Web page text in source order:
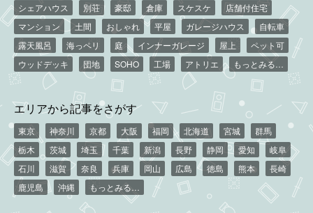
シェアハウス
別荘 豪邸 倉庫 スケスケ
店舗付住宅
マンション
土間 おしゃれ 平屋 ガレージハウス
自転車
露天風呂
海っペリ 庭 インナーガレージ 屋上
ペット可
ウッドデッキ
団地 SOHO 工場 アトリエ もっとみる…
エリアから記事をさがす
東京 神奈川 京都 大阪 福岡 北海道 宮城
群馬
栃木
茨城 埼玉 千葉 新潟 長野 静岡 愛知
岐阜
石川
滋賀 奈良 兵庫 岡山 広島 徳島 熊本
長崎
鹿児島
沖縄 もっとみる…